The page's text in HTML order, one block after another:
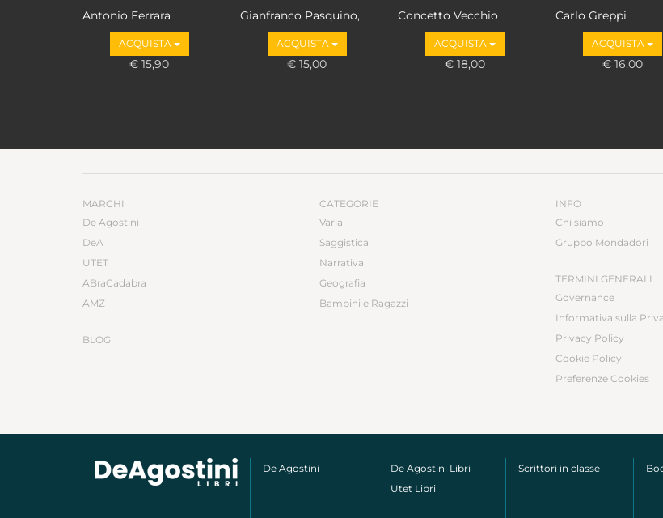
Antonio Ferrara
ACQUISTA
€ 15,90
Gianfranco Pasquino,
Marco Valbruzzi
ACQUISTA
€ 15,00
Concetto Vecchio
ACQUISTA
€ 18,00
Carlo Greppi
ACQUISTA
€ 16,00
MARCHI
De Agostini
DeA
UTET
ABraCadabra
AMZ
BLOG
CATEGORIE
Varia
Saggistica
Narrativa
Geografia
Bambini e Ragazzi
INFO
Chi siamo
Gruppo Mondadori
TERMINI GENERALI
Governance
Informativa sulla
Privacy Policy
Cookie Policy
Preferenze Cookies
De Agostini
De Agostini Libri
Utet Libri
Scrittori in classe